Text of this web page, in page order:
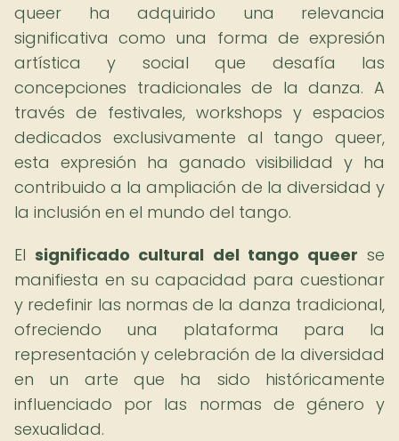
queer ha adquirido una relevancia
significativa como una forma de expresión
artística y social que desafía las
concepciones tradicionales de la danza. A
través de festivales, workshops y espacios
dedicados exclusivamente al tango queer,
esta expresión ha ganado visibilidad y ha
contribuido a la ampliación de la diversidad y
la inclusión en el mundo del tango.
Elsignificado cultural del tango queer se
manifiesta en su capacidad para cuestionar
y redefinir las normas de la danza tradicional,
ofreciendo una plataforma para la
representación y celebración de la diversidad
en un arte que ha sido históricamente
influenciado por las normas de género y
sexualidad.